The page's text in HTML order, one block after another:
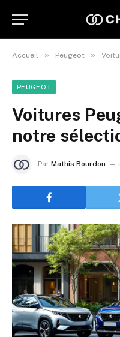
Accueil » Peugeot »
PEUGEOT
Voitures
notre
Par Mathis Bourdon